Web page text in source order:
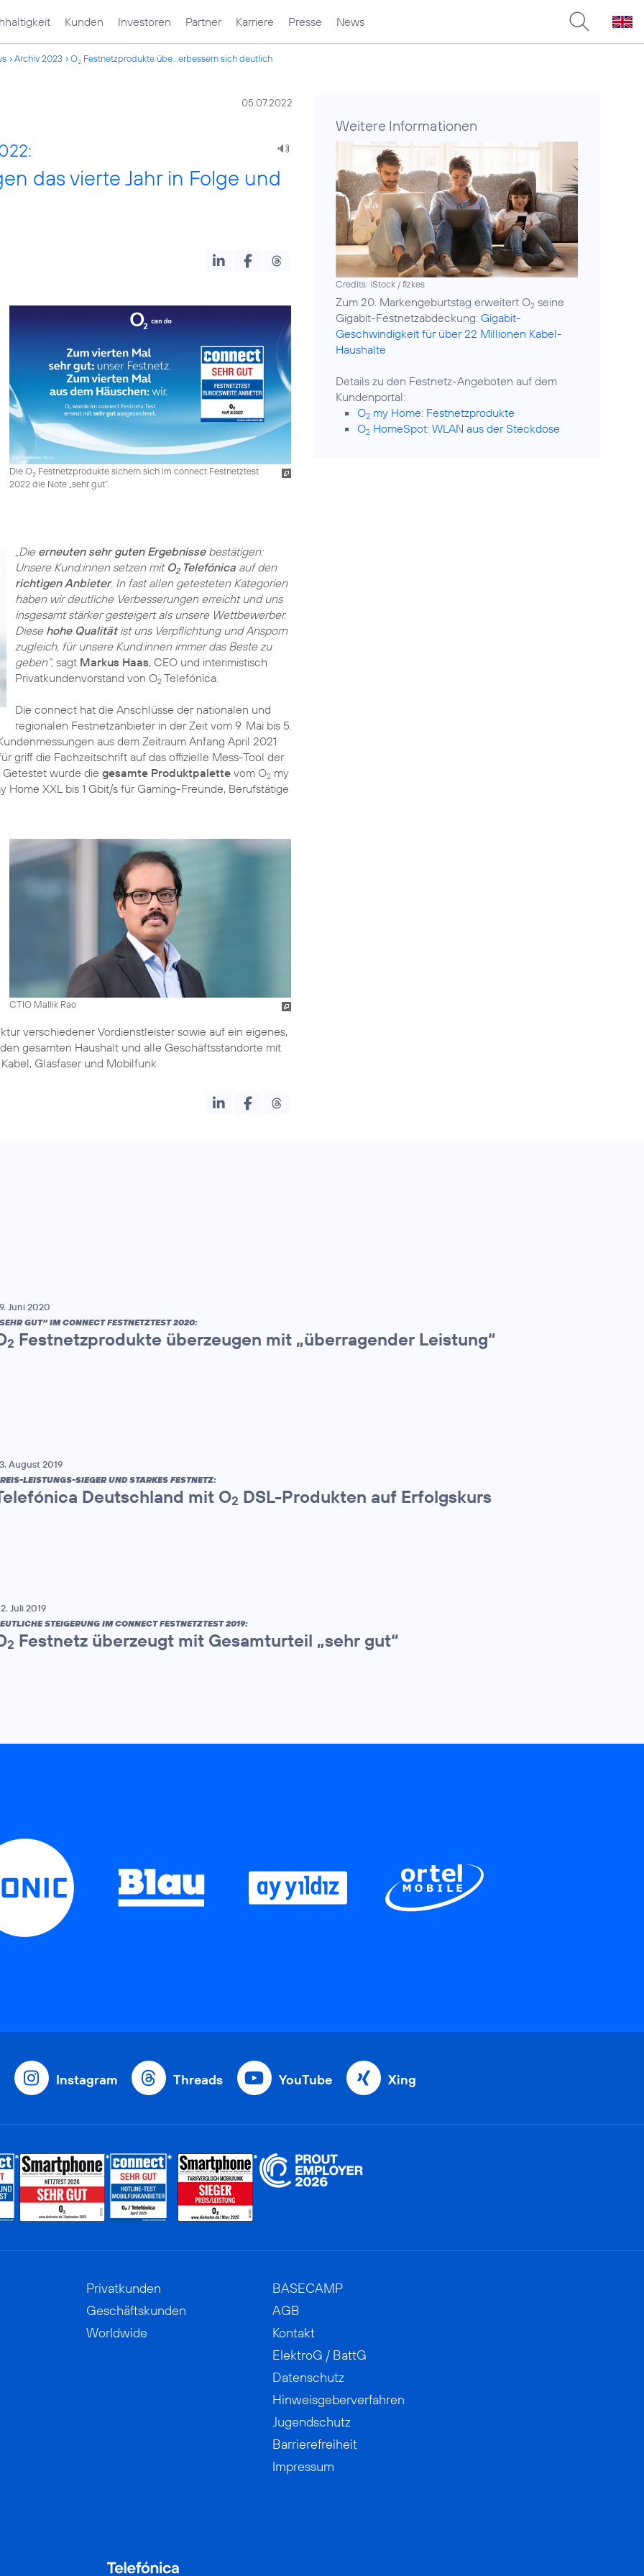
Kunden Investoren Partner Karriere Presse News
Archiv 2023 O2 Festnetzprodukte übe...erbessern sich deutlich
05.07.2022
das vierte Jahr in Folge und
Die O2Festnetzprodukte sichern sich im connect Festnetztest
2022 die Note „sehr gut“.
„Die erneuten sehr guten Ergebnissebestätigen:
Unsere Kund:innen setzen mit O2Telefónicaauf den
richtigen Anbieter. In fast allen getesteten Kategorien
haben wir deutliche Verbesserungen erreicht und uns
insgesamt stärker gesteigert als unsere Wettbewerber.
Diese hohe Qualitätist uns Verpflichtung und Ansporn
zugleich, für unsere Kund:innen immer das Beste zu
geben“,sagt Markus Haas, CEO und interimistisch
Privatkundenvorstand von O2Telefónica.
Die connect hat die Anschlüsse der nationalen und
regionalen Festnetzanbieter in der Zeit vom 9. Mai bis 5.
aus dem Zeitraum Anfang April 2021
griff die Fachzeitschrift auf das offizielle Mess-Tool der
wurde die gesamte Produktpalette vom O2 my
Home XXL bis 1 Gbit/s für Gaming-Freunde, Berufstätige
CTIO Mallik Rao
verschiedener Vordienstleister sowie auf ein eigenes,
gesamten Haushalt und alle Geschäftsstandorte mit
Glasfaser und Mobilfunk.
Weitere Informationen
Credits: iStock / fizkes
Zum 20. Markengeburtstag erweitert O2 seine
Gigabit-Festnetzabdeckung:Gigabit-
Geschwindigkeit für über 22 Millionen Kabel-
Haushalte
Details zu den Festnetz-Angeboten auf dem
O2 my Home: Festnetzprodukte
O2 HomeSpot: WLAN aus der Steckdose
Juni 2020
GUT“ IM CONNECT FESTNETZTEST 2020:
2 Festnetzprodukte überzeugen mit „überragender Leistung“
August 2019
LEISTUNGS-SIEGER UND STARKES FESTNETZ:
Deutschland mit O2 DSL-Produkten auf Erfolgskurs
Juli 2019
STEIGERUNG IM CONNECT FESTNETZTEST 2019:
2 Festnetz überzeugt mit Gesamturteil „sehr gut“
Instagram Threads YouTube Xing
Privatkunden
Geschäftskunden
Worldwide
BASECAMP
AGB
Kontakt
ElektroG / BattG
Datenschutz
Hinweisgeberverfahren
Jugendschutz
Barrierefreiheit
Impressum